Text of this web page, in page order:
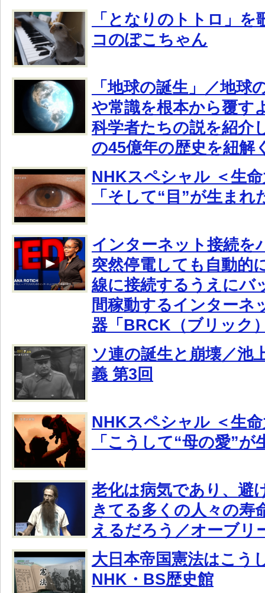
「となりのトトロ」
コのぽこちゃん
「地球の誕生」／地球
や常識を根本から覆す
科学者たちの説を紹介
の45億年の歴史を紐解
NHKスペシャル ＜生
「そして“目”が生まれ
インターネット接続を
突然停電しても自動的
線に接続するうえにバ
間稼動するインターネ
器「BRCK（ブリック
ソ連の誕生と崩壊／池
義 第3回
NHKスペシャル ＜生
「こうして“母の愛”が
老化は病気であり、避
きてる多くの人々の寿
えるだろう／オーブリ
大日本帝国憲法はこう
NHK・BS歴史館